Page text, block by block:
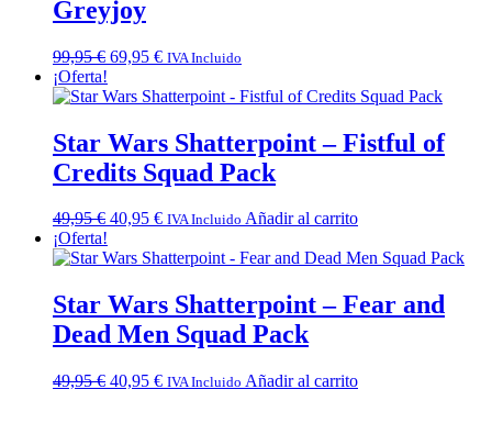
Greyjoy
99,95€ El
original
99,95 €.
69,95 €El
actual
69,95 €.
IVA Incluido
¡Oferta!
Star Wars Shatterpoint – Fistful of
Credits Squad Pack
49,95€ El
original
49,95 €.
40,95 €El
actual
40,95 €.
IVA Incluido Añadir al carrito
¡Oferta!
Star Wars Shatterpoint – Fear and
Dead Men Squad Pack
49,95€ El
40,95 €ElIVA Incluido Añadir al carrito